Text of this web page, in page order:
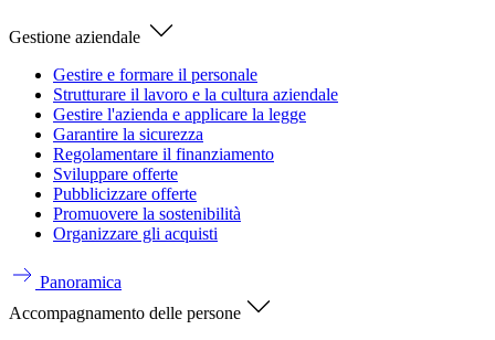
Gestione aziendale
Gestire e formare il personale
Strutturare il lavoro e la cultura aziendale
Gestire l'azienda e applicare la legge
Garantire la sicurezza
Regolamentare il finanziamento
Sviluppare offerte
Pubblicizzare offerte
Promuovere la sostenibilità
Organizzare gli acquisti
Panoramica
Accompagnamento delle persone